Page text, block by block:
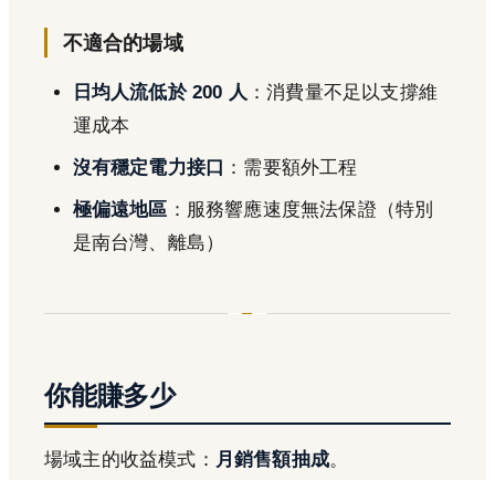
不適合的場域
日均人流低於 200 人 ：消費量不足以支撐維
運成本
沒有穩定電力接口 ：需要額外工程
極偏遠地區 ：服務響應速度無法保證（特別
是南台灣、離島）
你能賺多少
場域主的收益模式： 月銷售額抽成。